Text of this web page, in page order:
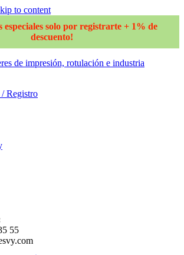
to content
especiales solo por registrarte + 1% de
descuento!
de impresión, rotulación e industria
Registro
55